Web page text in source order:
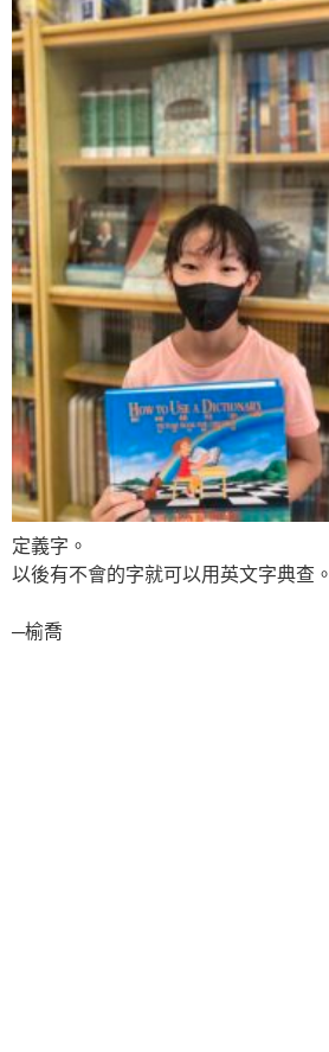
定義字。
以後有不會的字就可以用英文字典查。
─榆喬